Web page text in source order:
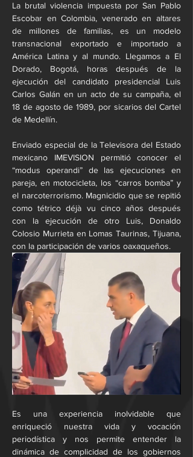
La brutal violencia impuesta por San Pablo
Escobar en Colombia, venerado en altares
de millones de familias, es un modelo
transnacional exportado e importado a
América Latina y al mundo. Llegamos a El
Dorado, Bogotá, horas después de la
ejecución del candidato presidencial Luis
Carlos Galán en un acto de su campaña, el
18 de agosto de 1989, por sicarios del Cartel
de Medellín.
Enviado especial de la Televisora del Estado
mexicano IMEVISION permitió conocer el
“modus operandi” de las ejecuciones en
pareja, en motocicleta, los “carros bomba” y
el narcoterrorismo. Magnicidio que se repitió
como tétrico déjà vu cinco años después
con la ejecución de otro Luis, Donaldo
Colosio Murrieta en Lomas Taurinas, Tijuana,
con la participación de varios oaxaqueños.
Es una experiencia inolvidable que
enriqueció nuestra vida y vocación
periodística y nos permite entender la
dinámica de complicidad de los gobiernos